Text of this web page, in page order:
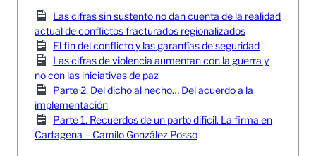
Las cifras sin sustento no dan cuenta de la realidad
actual de conflictos fracturados regionalizados
El fin del conflicto y las garantías de seguridad
Las cifras de violencia aumentan con la guerra y
no con las iniciativas de paz
Parte 2. Del dicho al hecho… Del acuerdo a la
implementación
Parte 1. Recuerdos de un parto difícil. La firma en
Cartagena – Camilo González Posso